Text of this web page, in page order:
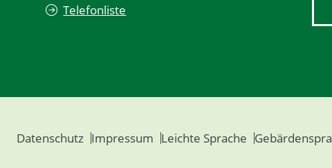
Telefonliste
Datenschutz Impressum Leichte Sprache